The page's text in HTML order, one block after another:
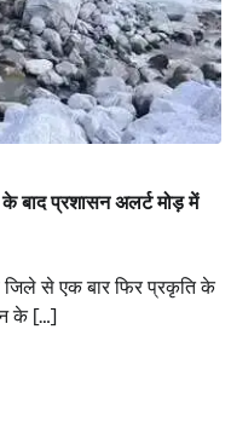
बाद प्रशासन अलर्ट मोड़ में
जिले से एक बार फिर प्रकृति के
के […]